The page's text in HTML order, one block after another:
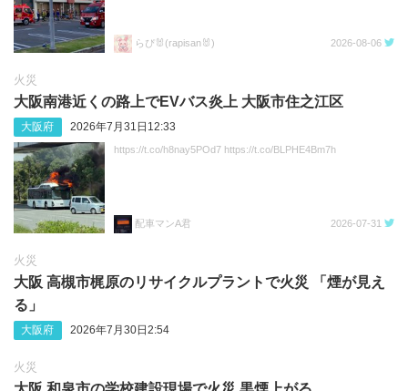
らぴ🐰(rapisan🐰) 2026-08-06
火災
大阪南港近くの路上でEVバス炎上 大阪市住之江区
大阪府 2026年7月31日12:33
https://t.co/h8nay5POd7 https://t.co/BLPHE4Bm7h
配車マンA君 2026-07-31
火災
大阪 高槻市梶原のリサイクルプラントで火災 「煙が見え
る」
大阪府 2026年7月30日2:54
火災